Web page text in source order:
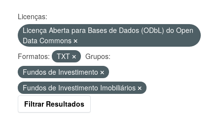
Licenças:
Licença Aberta para Bases de Dados (ODbL) do Open
Data Commons
Formatos:
TXT
Grupos:
Fundos de Investimento
Fundos de Investimento Imobiliários
Filtrar Resultados